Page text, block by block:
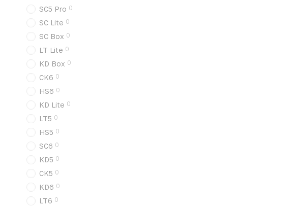
SC5 Pro 0
SC Lite 0
SC Box 0
LT Lite 0
KD Box 0
CK6 0
HS6 0
KD Lite 0
LT5 0
HS5 0
SC6 0
KD5 0
CK5 0
KD6 0
LT6 0